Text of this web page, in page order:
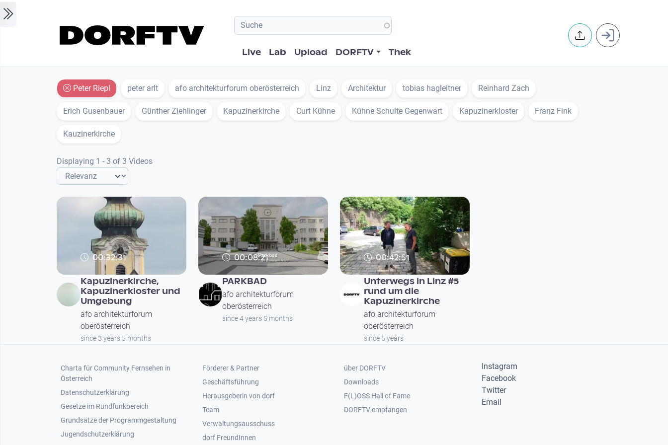
Hauptnavigation
Live Lab Upload DORFTV Thek
User
Peter Riepl peter arlt afo architekturforum oberösterreich Linz Architektur tobias hagleitner Reinhard Zach
Erich Gusenbauer Günther Ziehlinger Kapuzinerkirche Curt Kühne Kühne Schulte Gegenwart Kapuzinerkloster Franz Fink
Kauzinerkirche
Displaying 1 - 3 of 3 Videos
00:32:31
Kapuzinerkirche,
Kapuzinerkloster und
Umgebung
afo architekturforum
oberösterreich
since 3 years 5 months
00:08:21
PARKBAD
afo architekturforum
oberösterreich
since 4 years 5 months
00:42:51
Unterwegs in Linz #5
rund um die
Kapuzinerkirche
afo architekturforum
oberösterreich
since 5 years
Footer 1
Charta für Community Fernsehen in
Österreich
Datenschutzerklärung
Gesetze im Rundfunkbereich
Grundsätze der Programmgestaltung
Jugendschutzerklärung
Footer 2
Förderer & Partner
Geschäftsführung
Herausgeberin von dorf
Team
Verwaltungsausschuss
dorf FreundInnen
Footer 3
über DORFTV
Downloads
F(L)OSS Hall of Fame
Footer 4
DORFTV empfangen
Instagram
Facebook
Twitter
Email